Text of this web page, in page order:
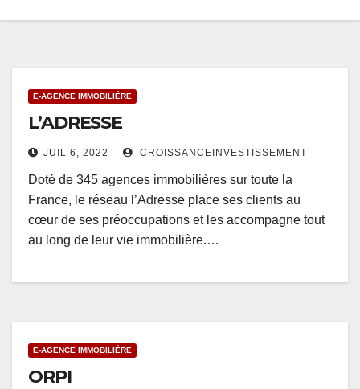
E-AGENCE IMMOBILIÉRE
L’ADRESSE
JUIL 6, 2022 CROISSANCEINVESTISSEMENT
Doté de 345 agences immobilières sur toute la
France, le réseau l’Adresse place ses clients au
cœur de ses préoccupations et les accompagne tout
au long de leur vie immobilière.…
E-AGENCE IMMOBILIÉRE
ORPI